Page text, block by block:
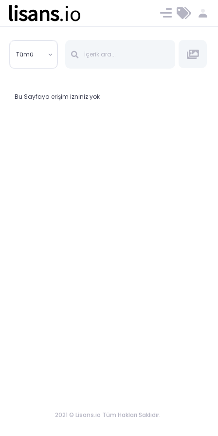
lisans.io Ücret ve Planlar
Tümü
Bu Sayfaya erişim izniniz yok
2021 © Lisans.io Tüm Hakları Saklıdır.